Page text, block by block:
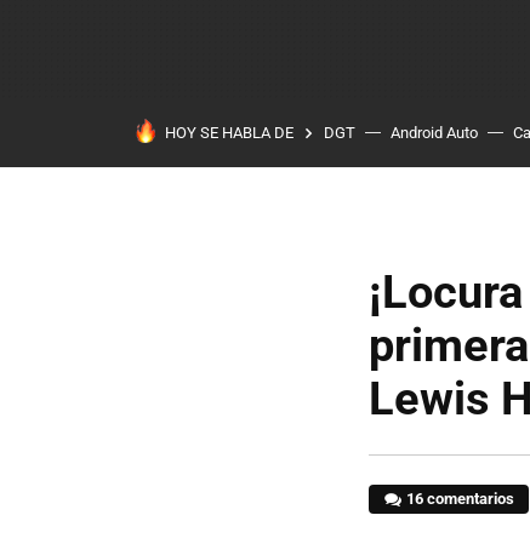
HOY SE HABLA DE DGT Android Auto
Lewis
16 comentarios